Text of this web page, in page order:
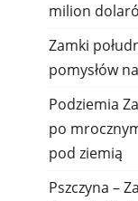
milion
Zamki
pomysłów
Podziemia
po
pod ziemią
Pszczyna –